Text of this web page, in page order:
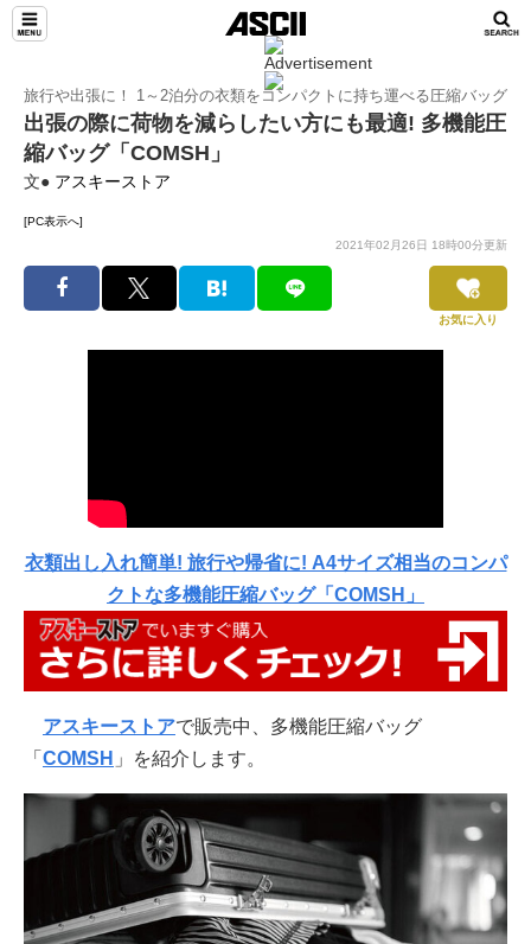
旅行や出張に！ 1～2泊分の衣類をコンパクトに持ち運べる圧縮バッグ
出張の際に荷物を減らしたい方にも最適! 多機能圧
縮バッグ「COMSH」
文● アスキーストア
[PC表示へ]
2021年02月26日 18時00分更新
お気に入り
衣類出し入れ簡単! 旅行や帰省に! A4サイズ相当のコンパ
クトな多機能圧縮バッグ「COMSH」
アスキーストアで販売中、多機能圧縮バッグ
「 COMSH 」を紹介します。